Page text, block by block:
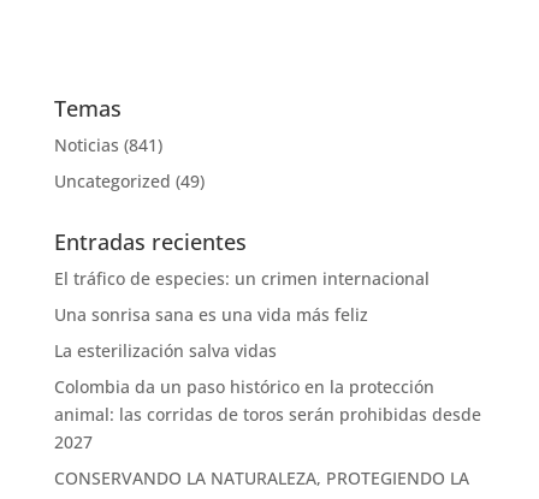
Temas
Noticias (841)
Uncategorized (49)
Entradas recientes
El tráfico de especies: un crimen internacional
Una sonrisa sana es una vida más feliz
La esterilización salva vidas
Colombia da un paso histórico en la protección
animal: las corridas de toros serán prohibidas desde
2027
CONSERVANDO LA NATURALEZA, PROTEGIENDO LA